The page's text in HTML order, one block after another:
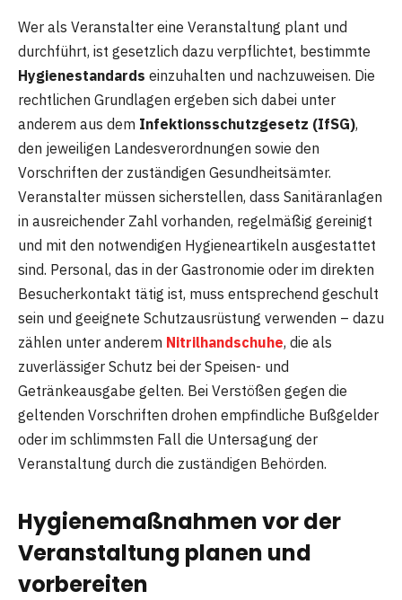
Wer als Veranstalter eine Veranstaltung plant und
durchführt, ist gesetzlich dazu verpflichtet, bestimmte
Hygienestandards einzuhalten und nachzuweisen. Die
rechtlichen Grundlagen ergeben sich dabei unter
anderem aus dem Infektionsschutzgesetz (IfSG),
den jeweiligen Landesverordnungen sowie den
Vorschriften der zuständigen Gesundheitsämter.
Veranstalter müssen sicherstellen, dass Sanitäranlagen
in ausreichender Zahl vorhanden, regelmäßig gereinigt
und mit den notwendigen Hygieneartikeln ausgestattet
sind. Personal, das in der Gastronomie oder im direkten
Besucherkontakt tätig ist, muss entsprechend geschult
sein und geeignete Schutzausrüstung verwenden – dazu
zählen unter anderem Nitrilhandschuhe, die als
zuverlässiger Schutz bei der Speisen- und
Getränkeausgabe gelten. Bei Verstößen gegen die
geltenden Vorschriften drohen empfindliche Bußgelder
oder im schlimmsten Fall die Untersagung der
Veranstaltung durch die zuständigen Behörden.
Hygienemaßnahmen vor der
Veranstaltung planen und
vorbereiten